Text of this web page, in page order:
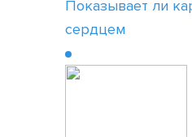
Показывает ли
сердцем